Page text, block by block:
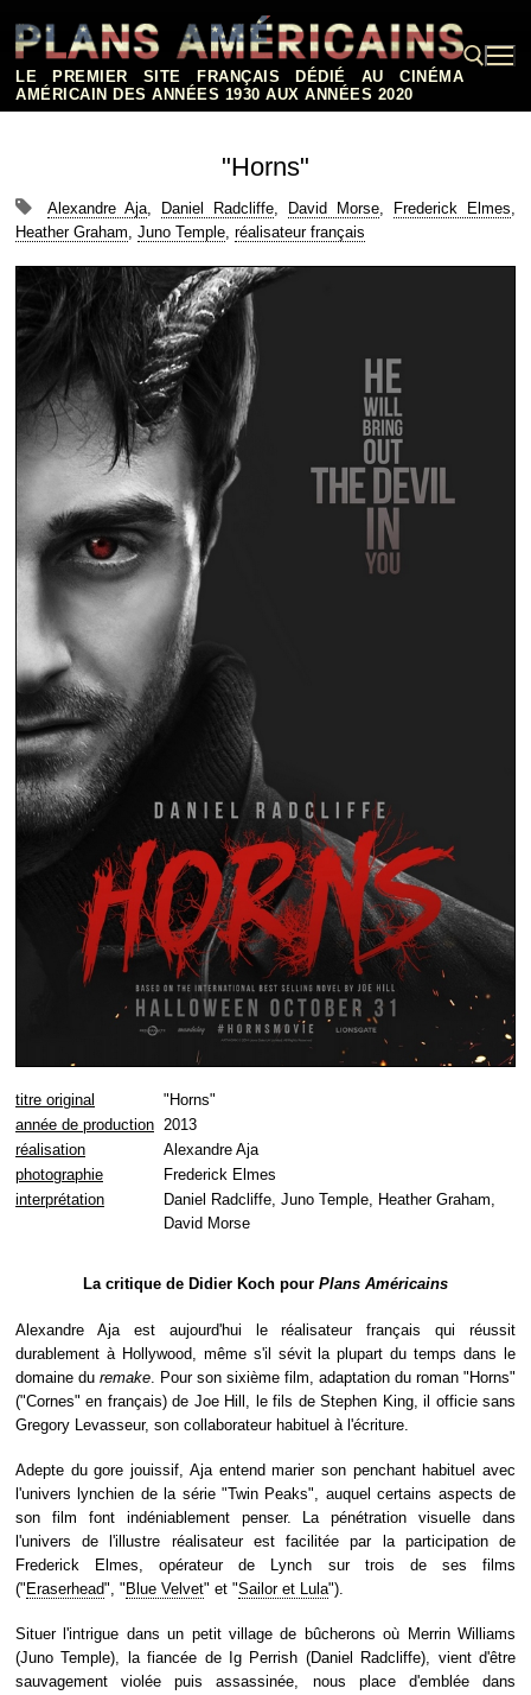
contenu
LE PREMIER SITE FRANÇAIS DÉDIÉ AU CINÉMA
AMÉRICAIN DES ANNÉES 1930 AUX ANNÉES 2020
"Horns"
Alexandre Aja, Daniel Radcliffe, David Morse, Frederick Elmes,
Heather Graham, Juno Temple, réalisateur français
titre original
"Horns"
année de production 2013
réalisation
Alexandre Aja
photographie
Frederick Elmes
interprétation
Daniel Radcliffe, Juno Temple, Heather Graham,
David Morse
La critique de Didier Koch pour Plans Américains
Alexandre Aja est aujourd'hui le réalisateur français qui réussit
durablement à Hollywood, même s'il sévit la plupart du temps dans le
domaine du remake . Pour son sixième film, adaptation du roman "Horns"
("Cornes" en français) de Joe Hill, le fils de Stephen King, il officie sans
Gregory Levasseur, son collaborateur habituel à l'écriture.
Adepte du gore jouissif, Aja entend marier son penchant habituel avec
l'univers lynchien de la série "Twin Peaks", auquel certains aspects de
son film font indéniablement penser. La pénétration visuelle dans
l'univers de l'illustre réalisateur est facilitée par la participation de
Frederick Elmes, opérateur de Lynch sur trois de ses films
(" Eraserhead", " Blue Velvet" et "Sailor et Lula").
Situer l'intrigue dans un petit village de bûcherons où Merrin Williams
(Juno Temple), la fiancée de Ig Perrish (Daniel Radcliffe), vient d'être
sauvagement violée puis assassinée, nous place d'emblée dans